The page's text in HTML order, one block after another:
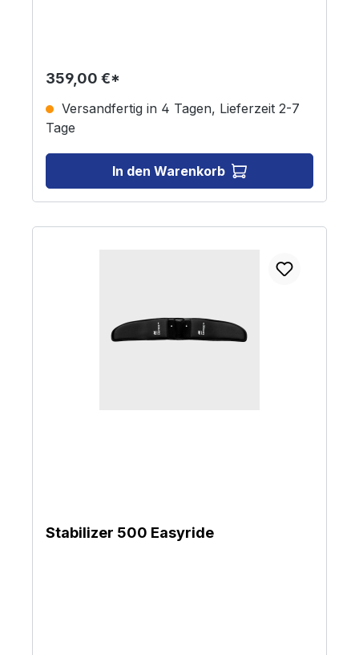
359,00 €*
Versandfertig in 4 Tagen, Lieferzeit 2-7
Tage
In den Warenkorb
Stabilizer 500 Easyride